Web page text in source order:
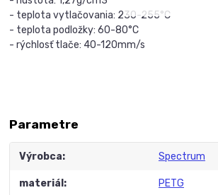
- teplota vytlačovania: 230-255°C
- teplota podložky: 60-80°C
- rýchlosť tlače: 40-120mm/s
Parametre
Výrobca Spectrum
materiál PETG